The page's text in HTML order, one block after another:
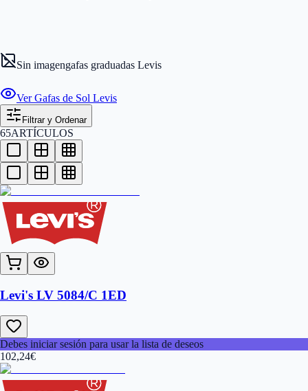
Sin imagengafas graduadas Levis
Ver Gafas de Sol Levis
Filtrar y Ordenar
65ARTÍCULOS
Levi's LV 5084/C 1ED
Debes iniciar sesión para usar la lista de deseos
102,24€